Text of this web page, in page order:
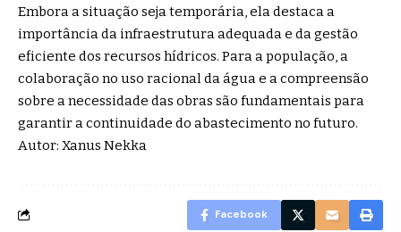
Embora a situação seja temporária, ela destaca a
importância da infraestrutura adequada e da gestão
eficiente dos recursos hídricos. Para a população, a
colaboração no uso racional da água e a compreensão
sobre a necessidade das obras são fundamentais para
garantir a continuidade do abastecimento no futuro.
Autor: Xanus Nekka
Facebook